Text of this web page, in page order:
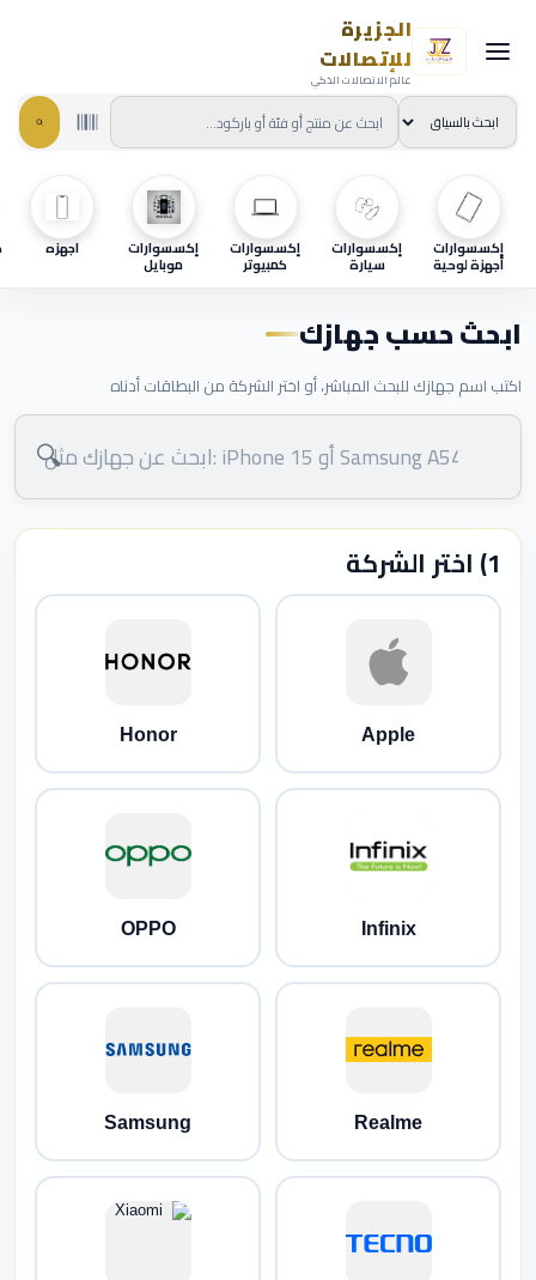
الجزيرة
للإتصالات
عالم الاتصالات الذكي
إكسسوارات
أجهزة لوحية
إكسسوارات
سيارة
إكسسوارات
كمبيوتر
إكسسوارات
موبايل
اجهزه
ابحث حسب جهازك
اكتب اسم جهازك للبحث المباشر، أو اختر الشركة من البطاقات أدناه
🔍
1) اختر الشركة
Apple
Honor
Infinix
OPPO
Realme
Samsung